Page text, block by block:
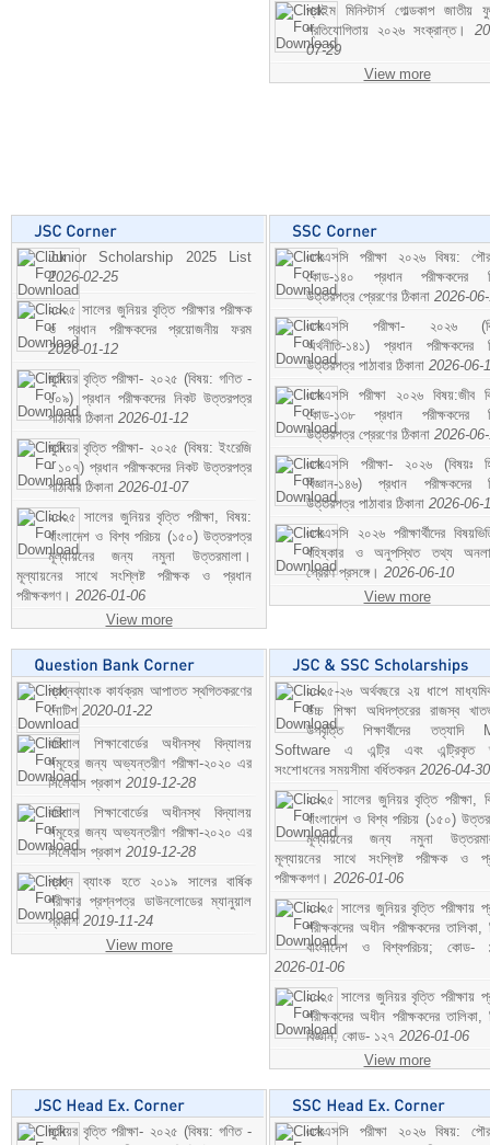
প্রাইম মিনিস্টার্স গোল্ডকাপ জাতীয়
প্রতিযোগিতায় ২০২৬ সংক্রান্ত।
07-29
View more
Junior Scholarship 2025 List
2026-02-25
২০২৫ সালের জুনিয়র বৃত্তি পরীক্ষার পরীক্ষক
ও প্রধান পরীক্ষকদের প্রয়োজনীয় ফরম
2026-01-12
জুনিয়র বৃত্তি পরীক্ষা- ২০২৫ (বিষয়: গণিত -
১০৯) প্রধান পরীক্ষকদের নিকট উত্তরপত্র
পাঠাবার ঠিকানা 2026-01-12
জুনিয়র বৃত্তি পরীক্ষা- ২০২৫ (বিষয়: ইংরেজি
- ১০৭) প্রধান পরীক্ষকদের নিকট উত্তরপত্র
পাঠাবার ঠিকানা 2026-01-07
২০২৫ সালের জুনিয়র বৃত্তি পরীক্ষা, বিষয়:
বাংলাদেশ ও বিশ্ব পরিচয় (১৫০) উত্তরপত্র
মূল্যায়নের জন্য নমুনা উত্তরমালা।
মূল্যায়নের সাথে সংশ্লিষ্ট পরীক্ষক ও প্রধান
পরীক্ষকগণ। 2026-01-06
View more
এসএসসি পরীক্ষা ২০২৬ বিষয়:
কোড-১৪০ প্রধান পরীক্ষকদের
উত্তরপত্র প্রেরণের ঠিকানা 2026-
এসএসসি পরীক্ষা- ২০২৬
অর্থনীতি-১৪১) প্রধান পরীক্ষকদের
উত্তরপত্র পাঠাবার ঠিকানা 2026-06-
এসএসসি পরীক্ষা ২০২৬ বিষয়:জীব
কোড-১৩৮ প্রধান পরীক্ষকদের
উত্তরপত্র প্রেরণের ঠিকানা 2026-
এসএসসি পরীক্ষা- ২০২৬ (বিষয়ঃ
বিজ্ঞান-১৪৬) প্রধান পরীক্ষকদের
উত্তরপত্র পাঠাবার ঠিকানা 2026-06-
এসএসসি ২০২৬ পরীক্ষার্থীদের
বহিষ্কার ও অনুপস্থিত তথ্য
প্রেরণ প্রসঙ্গে। 2026-06-10
View more
প্রশ্নব্যাংক কার্যক্রম আপাতত স্থগিতকরণের
নোটিশ 2020-01-22
বরিশাল শিক্ষাবোর্ডের অধীনস্থ বিদ্যালয়
সমূহের জন্য অভ্যন্তরীণ পরীক্ষা-২০২০ এর
সিলেবাস প্রকাশ 2019-12-28
বরিশাল শিক্ষাবোর্ডের অধীনস্থ বিদ্যালয়
সমূহের জন্য অভ্যন্তরীণ পরীক্ষা-২০২০ এর
সিলেবাস প্রকাশ 2019-12-28
প্রশ্ন ব্যাংক হতে ২০১৯ সালের বার্ষিক
পরীক্ষার প্রশ্নপত্র ডাউনলোডের ম্যানুয়াল
প্রকাশ 2019-11-24
View more
২০২৫-২৬ অর্থবছরে ২য় ধাপে
উচ্চ শিক্ষা অধিদপ্তরের রাজস্ব
উপবৃত্তি শিক্ষার্থীদের তত্যাদি
Software এ এন্ট্রি এবং এন্ট্রিকৃত
সংশোধনের সময়সীমা বর্ধিতকরন 2026-04-30
২০২৫ সালের জুনিয়র বৃত্তি পরীক্ষা,
বাংলাদেশ ও বিশ্ব পরিচয় (১৫০)
মূল্যায়নের জন্য নমুনা
মূল্যায়নের সাথে সংশ্লিষ্ট পরীক্ষক ও
পরীক্ষকগণ। 2026-01-06
২০২৫ সালের জুনিয়র বৃত্তি পরীক্ষায়
পরীক্ষকদের অধীন পরীক্ষকদের তালিকা,
বাংলাদেশ ও বিশ্বপরিচয়; কোড-
2026-01-06
২০২৫ সালের জুনিয়র বৃত্তি পরীক্ষায়
পরীক্ষকদের অধীন পরীক্ষকদের তালিকা,
বিজ্ঞান; কোড- ১২৭ 2026-01-06
View more
জুনিয়র বৃত্তি পরীক্ষা- ২০২৫ (বিষয়: গণিত -
এসএসসি পরীক্ষা ২০২৬ বিষয়: